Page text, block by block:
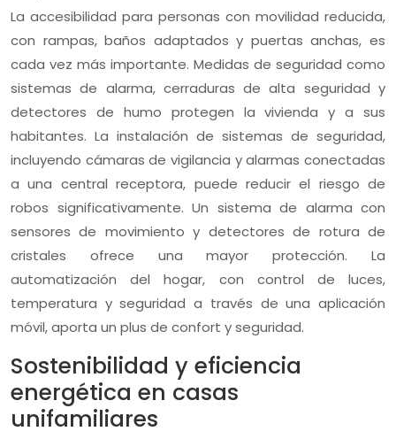
La accesibilidad para personas con movilidad reducida,
con rampas, baños adaptados y puertas anchas, es
cada vez más importante. Medidas de seguridad como
sistemas de alarma, cerraduras de alta seguridad y
detectores de humo protegen la vivienda y a sus
habitantes. La instalación de sistemas de seguridad,
incluyendo cámaras de vigilancia y alarmas conectadas
a una central receptora, puede reducir el riesgo de
robos significativamente. Un sistema de alarma con
sensores de movimiento y detectores de rotura de
cristales ofrece una mayor protección. La
automatización del hogar, con control de luces,
temperatura y seguridad a través de una aplicación
móvil, aporta un plus de confort y seguridad.
Sostenibilidad y eficiencia
energética en casas
unifamiliares